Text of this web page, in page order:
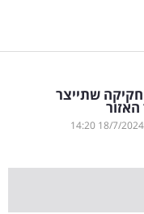
שתייצר
18/7/2024
14:20